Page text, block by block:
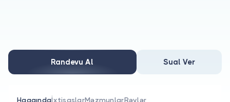
Həkimlər üçünRandevu Al Sual Ver
HaqqındaİxtisaslarMəzmunlarRəylər